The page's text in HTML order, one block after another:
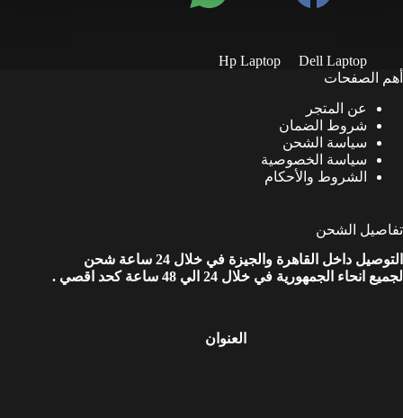
Dell Laptop
Hp Laptop
أهم الصفحات
عن المتجر
شروط الضمان
سياسة الشحن
سياسة الخصوصية
الشروط والأحكام
تفاصيل الشحن
التوصيل داخل القاهرة والجيزة في خلال 24 ساعة شحن
لجميع انحاء الجمهورية في خلال 24 الي 48 ساعة كحد اقصي .
العنوان